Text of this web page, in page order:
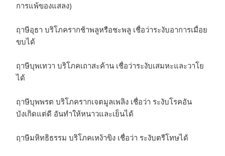
การแพ้ของแสลง)
ฤาษีอุธา บริโภครากช้าพลูหรือชะพลู เชื่อว่าระงับอาการเมื่อย
ขบได้
ฤาษีบุพเทวา บริโภคเถาสะค้าน เชื่อว่าระงับเสมหะและวาโย
ได้
ฤาษีบุพพรต บริโภครากเจตมูลเพลิง เชื่อว่า ระงับโรคอัน
บังเกิดแต่ดี อันทำให้หนาวและเย็นได้
ฤาษีมหิทธิธรรม บริโภคเหง้าขิง เชื่อว่า ระงับตรีโทษได้